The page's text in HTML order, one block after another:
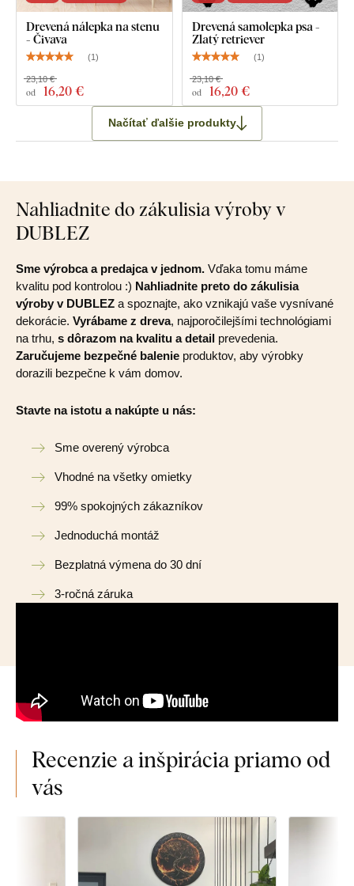
Drevená nálepka na stenu
- Čivava
(1)
od 16,20 €
23,10 €
Drevená samolepka psa -
Zlatý retriever
(1)
od 16,20 €
23,10 €
Načítať ďalšie produkty
Nahliadnite do zákulisia výroby v
DUBLEZ
Sme výrobca a predajca v jednom. Vďaka tomu máme
kvalitu pod kontrolou :) Nahliadnite preto do zákulisia
výroby v DUBLEZ a spoznajte, ako vznikajú vaše vysnívané
dekorácie. Vyrábame z dreva, najporočilejšími technológiami
na trhu, s dôrazom na kvalitu a detail prevedenia.
Zaručujeme bezpečné balenie produktov, aby výrobky
dorazili bezpečne k vám domov.
Stavte na istotu a nakúpte u nás:
Sme overený výrobca
Vhodné na všetky omietky
99% spokojných zákazníkov
Jednoduchá montáž
Bezplatná výmena do 30 dní
3-ročná záruka
Recenzie a inšpirácia priamo od
vás